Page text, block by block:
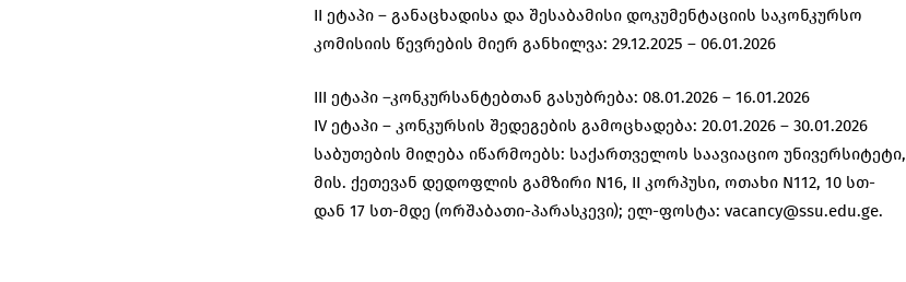
II ეტაპი – განაცხადისა და შესაბამისი დოკუმენტაციის საკონკურსო
კომისიის წევრების მიერ განხილვა: 29.12.2025 – 06.01.2026
III ეტაპი –კონკურსანტებთან გასუბრება: 08.01.2026 – 16.01.2026
IV ეტაპი – კონკურსის შედეგების გამოცხადება: 20.01.2026 – 30.01.2026
საბუთების მიღება იწარმოებს: საქართველოს საავიაციო უნივერსიტეტი,
მის. ქეთევან დედოფლის გამზირი N16, II კორპუსი, ოთახი N112, 10 სთ-
დან 17 სთ-მდე (ორშაბათი-პარასკევი); ელ-ფოსტა: vacancy@ssu.edu.ge.